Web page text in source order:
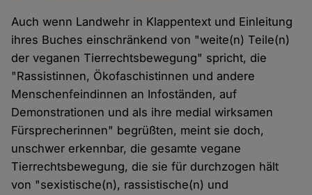
Auch wenn Landwehr in Klappentext und Einleitung
ihres Buches einschränkend von "weite(n) Teile(n)
der veganen Tierrechtsbewegung" spricht, die
"Rassistinnen, Ökofaschistinnen und andere
Menschenfeindinnen an Infoständen, auf
Demonstrationen und als ihre medial wirksamen
Fürsprecherinnen" begrüßten, meint sie doch,
unschwer erkennbar, die gesamte vegane
Tierrechtsbewegung, die sie für durchzogen hält
von "sexistische(n), rassistische(n) und